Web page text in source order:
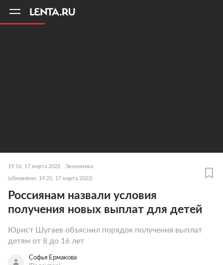
19:16, 17 марта 2022 Экономика
(обновлено: 19:25, 17 марта 2022)
Россиянам назвали условия
получения новых выплат для детей
Юрист Шугаев объяснил порядок получения выплат
детям от 8 до 16 лет
Софья Ермакова